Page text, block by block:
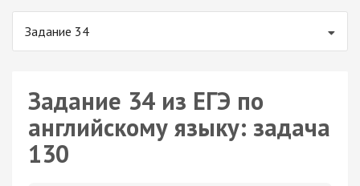
Задание 34
Задание 34 из ЕГЭ по
английскому языку: задача
130